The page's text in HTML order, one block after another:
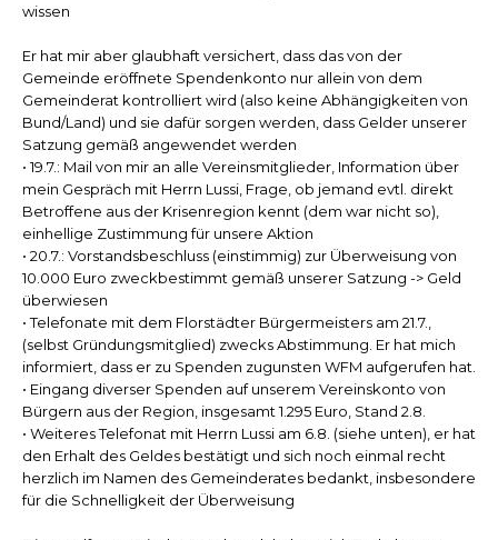
wissen
Er hat mir aber glaubhaft versichert, dass das von der
Gemeinde eröffnete Spendenkonto nur allein von dem
Gemeinderat kontrolliert wird (also keine Abhängigkeiten von
Bund/Land) und sie dafür sorgen werden, dass Gelder unserer
Satzung gemäß angewendet werden
• 19.7.: Mail von mir an alle Vereinsmitglieder, Information über
mein Gespräch mit Herrn Lussi, Frage, ob jemand evtl. direkt
Betroffene aus der Krisenregion kennt (dem war nicht so),
einhellige Zustimmung für unsere Aktion
• 20.7.: Vorstandsbeschluss (einstimmig) zur Überweisung von
10.000 Euro zweckbestimmt gemäß unserer Satzung -> Geld
überwiesen
• Telefonate mit dem Florstädter Bürgermeisters am 21.7.,
(selbst Gründungsmitglied) zwecks Abstimmung. Er hat mich
informiert, dass er zu Spenden zugunsten WFM aufgerufen hat.
• Eingang diverser Spenden auf unserem Vereinskonto von
Bürgern aus der Region, insgesamt 1.295 Euro, Stand 2.8.
• Weiteres Telefonat mit Herrn Lussi am 6.8. (siehe unten), er hat
den Erhalt des Geldes bestätigt und sich noch einmal recht
herzlich im Namen des Gemeinderates bedankt, insbesondere
für die Schnelligkeit der Überweisung